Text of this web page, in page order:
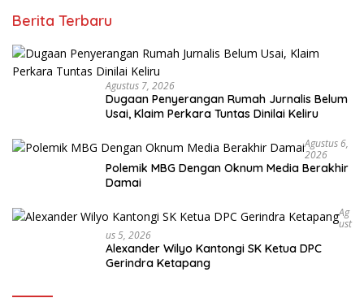
Berita Terbaru
Agustus 7, 2026
Dugaan Penyerangan Rumah Jurnalis Belum
Usai, Klaim Perkara Tuntas Dinilai Keliru
Agustus 6,
2026
Polemik MBG Dengan Oknum Media Berakhir
Damai
Ag
Ust
Us 5, 2026
Alexander Wilyo Kantongi SK Ketua DPC
Gerindra Ketapang